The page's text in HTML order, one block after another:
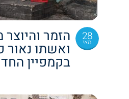
28
מאי הזמר
ואשתו נאור
בקמפיין